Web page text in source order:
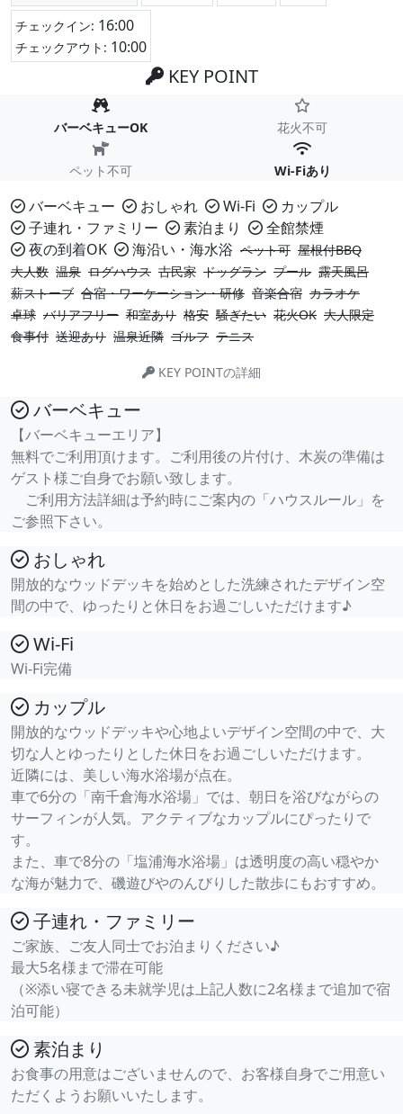
チェックイン: 16:00
チェックアウト: 10:00
KEY POINT
バーベキューOK 花火不可
ペット不可 Wi-Fiあり
バーベキュー おしゃれ Wi-Fi
カップル
子連れ・ファミリー
素泊まり
全館禁煙
夜の到着OK
海沿い・海水浴 ペット可 屋根付BBQ
大人数 温泉 ログハウス 古民家 ドッグラン プール 露天風呂
薪ストーブ 合宿・ワーケーション・研修 音楽合宿 カラオケ
卓球 バリアフリー 和室あり 格安 騒ぎたい 花火OK 大人限定
食事付 送迎あり 温泉近隣 ゴルフ テニス
KEY POINTの詳細
バーベキュー
【バーベキューエリア】
無料でご利用頂けます。ご利用後の片付け、木炭の準備は
ゲスト様ご自身でお願い致します。
ご利用方法詳細は予約時にご案内の「ハウスルール」を
ご参照下さい。
おしゃれ
開放的なウッドデッキを始めとした洗練されたデザイン空
間の中で、ゆったりと休日をお過ごしいただけます♪
Wi-Fi
Wi-Fi完備
カップル
開放的なウッドデッキや心地よいデザイン空間の中で、大
切な人とゆったりとした休日をお過ごしいただけます。
近隣には、美しい海水浴場が点在。
車で6分の「南千倉海水浴場」では、朝日を浴びながらの
サーフィンが人気。アクティブなカップルにぴったりで
す。
また、車で8分の「塩浦海水浴場」は透明度の高い穏やか
な海が魅力で、磯遊びやのんびりした散歩にもおすすめ。
子連れ・ファミリー
ご家族、ご友人同士でお泊まりください♪
最大5名様まで滞在可能
（※添い寝できる未就学児は上記人数に2名様まで追加で宿
泊可能）
素泊まり
お食事の用意はございませんので、お客様自身でご用意い
ただくようお願いいたします。